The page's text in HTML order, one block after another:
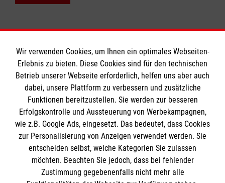
Informationen
Impressum
Datenschutz
Barrierefreiheit
Kontakt
Die Malteser
Malteser in Deutschland
Wir verwenden Cookies, um Ihnen ein optimales Webseiten-
Erlebnis zu bieten. Diese Cookies sind für den technischen
Betrieb unserer Webseite erforderlich, helfen uns aber auch
dabei, unsere Plattform zu verbessern und zusätzliche
Funktionen bereitzustellen. Sie werden zur besseren
Erfolgskontrolle und Aussteuerung von Werbekampagnen,
wie z.B. Google Ads, eingesetzt. Das bedeutet, dass Cookies
zur Personalisierung von Anzeigen verwendet werden. Sie
entscheiden selbst, welche Kategorien Sie zulassen
möchten. Beachten Sie jedoch, dass bei fehlender
Zustimmung gegebenenfalls nicht mehr alle